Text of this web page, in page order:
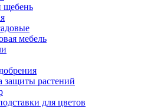
щебень
мебель
защиты растений
для цветов